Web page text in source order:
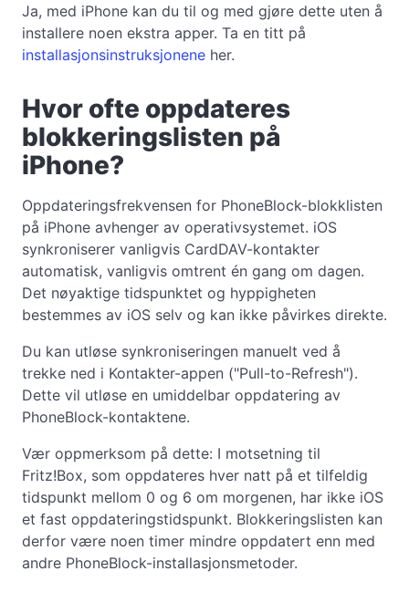
Ja, med iPhone kan du til og med gjøre dette uten å
installere noen ekstra apper. Ta en titt på
installasjonsinstruksjonene her.
Hvor ofte oppdateres
blokkeringslisten på
iPhone?
Oppdateringsfrekvensen for PhoneBlock-blokklisten
på iPhone avhenger av operativsystemet. iOS
synkroniserer vanligvis CardDAV-kontakter
automatisk, vanligvis omtrent én gang om dagen.
Det nøyaktige tidspunktet og hyppigheten
bestemmes av iOS selv og kan ikke påvirkes direkte.
Du kan utløse synkroniseringen manuelt ved å
trekke ned i Kontakter-appen ("Pull-to-Refresh").
Dette vil utløse en umiddelbar oppdatering av
PhoneBlock-kontaktene.
Vær oppmerksom på dette: I motsetning til
Fritz!Box, som oppdateres hver natt på et tilfeldig
tidspunkt mellom 0 og 6 om morgenen, har ikke iOS
et fast oppdateringstidspunkt. Blokkeringslisten kan
derfor være noen timer mindre oppdatert enn med
andre PhoneBlock-installasjonsmetoder.